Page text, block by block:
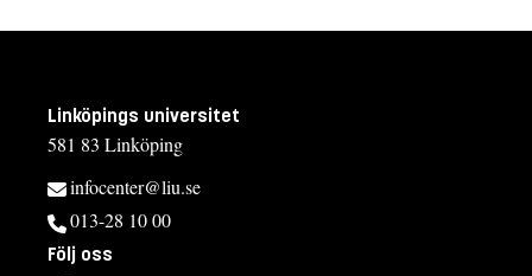
Linköpings universitet
581 83 Linköping
infocenter@liu.se
013-28 10 00
Följ oss